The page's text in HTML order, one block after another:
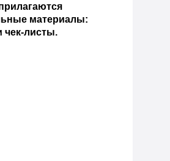
материалы:
чек-листы.